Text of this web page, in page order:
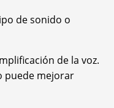
de sonido o
de la voz.
puede mejorar